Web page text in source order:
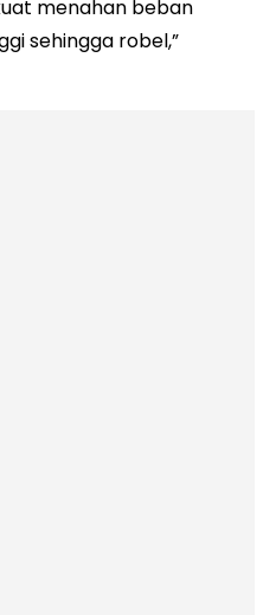
menahan beban
sehingga robel,”